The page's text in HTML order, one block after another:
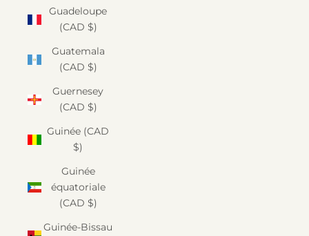
Guadeloupe
(CAD $)
Guatemala
(CAD $)
Guernesey
(CAD $)
Guinée (CAD
$)
Guinée
équatoriale
(CAD $)
Guinée-Bissau